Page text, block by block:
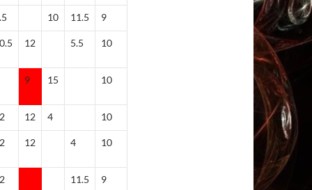
10 11.5 9
12 5.5 10
9 15 10
12 4 10
12 4 10
11.5 9